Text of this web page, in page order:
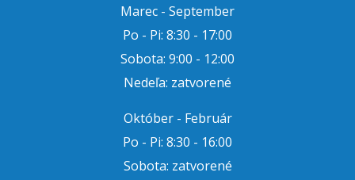
Marec - September
Po - Pi: 8:30 - 17:00
Sobota: 9:00 - 12:00
Nedeľa: zatvorené
Október - Február
Po - Pi: 8:30 - 16:00
Sobota: zatvorené